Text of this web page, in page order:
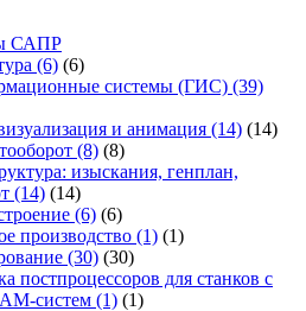
САПР
(6) (6)
системы (ГИС) (39)
и анимация (14) (14)
(8) (8)
изыскания, генплан,
(14) (14)
(6) (6)
производство (1) (1)
(30) (30)
постпроцессоров для станков с
систем (1) (1)